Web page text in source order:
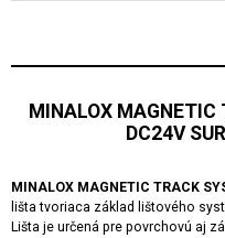
MINALOX
DC24V
MINALOX MAGNETIC TRACK
lišta tvoriaca základ lištového
Lišta je určená pre povrchovú aj